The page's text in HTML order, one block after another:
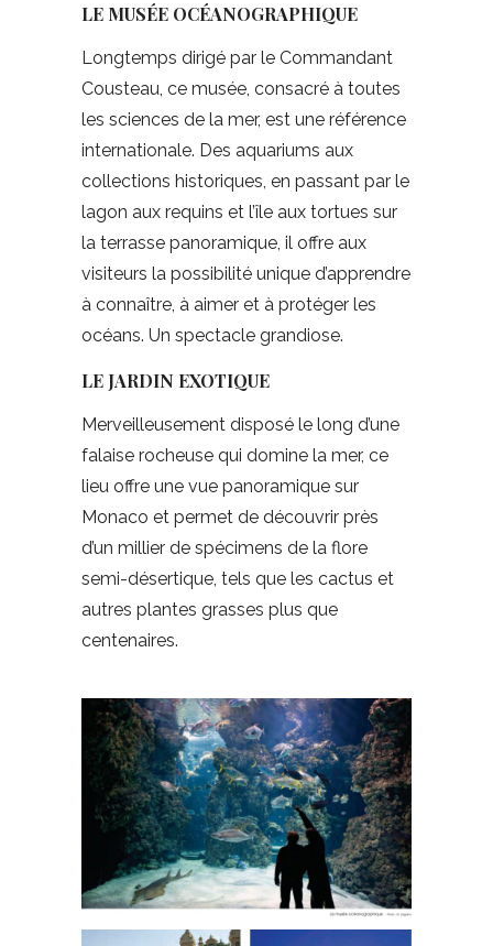
LE MUSÉE OCÉANOGRAPHIQUE
Longtemps dirigé par le Commandant
Cousteau, ce musée, consacré à toutes
les sciences de la mer, est une référence
internationale. Des aquariums aux
collections historiques, en passant par le
lagon aux requins et l’île aux tortues sur
la terrasse panoramique, il offre aux
visiteurs la possibilité unique d’apprendre
à connaître, à aimer et à protéger les
océans. Un spectacle grandiose.
LE JARDIN EXOTIQUE
Merveilleusement disposé le long d’une
falaise rocheuse qui domine la mer, ce
lieu offre une vue panoramique sur
Monaco et permet de découvrir près
d’un millier de spécimens de la flore
semi-désertique, tels que les cactus et
autres plantes grasses plus que
centenaires.